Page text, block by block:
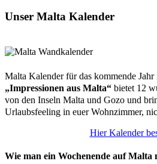
Unser Malta Kalender
Malta Kalender für das kommende
„Impressionen aus Malta“ bietet 12
von den Inseln Malta und Gozo und
Urlaubsfeeling in euer Wohnzimmer,
Hier Kalender
Wie man ein Wochenende auf